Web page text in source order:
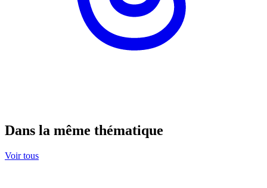
Dans la même thématique
Voir tous